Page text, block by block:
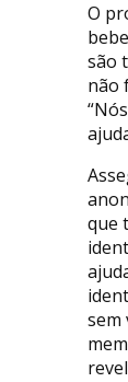
O
são
não
que
sem